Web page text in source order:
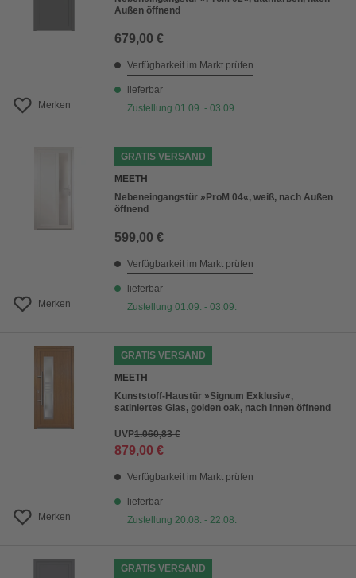
Merken
Außen öffnend
679,00 €
Verfügbarkeit im Markt prüfen
lieferbar
Zustellung 01.09. - 03.09.
Merken
GRATIS VERSAND
MEETH
Nebeneingangstür »ProM 04«, weiß, nach Außen
öffnend
599,00 €
Verfügbarkeit im Markt prüfen
lieferbar
Zustellung 01.09. - 03.09.
Merken
GRATIS VERSAND
MEETH
Kunststoff-Haustür »Signum Exklusiv«,
satiniertes Glas, golden oak, nach Innen öffnend
UVP1.060,83 €
879,00 €
Verfügbarkeit im Markt prüfen
lieferbar
Zustellung 20.08. - 22.08.
GRATIS VERSAND